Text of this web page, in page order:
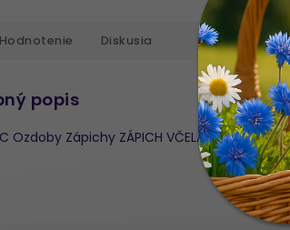
Hodnotenie Diskusia
popis
Ozdoby Zápichy ZÁPICH VČELA DREVO 33CM